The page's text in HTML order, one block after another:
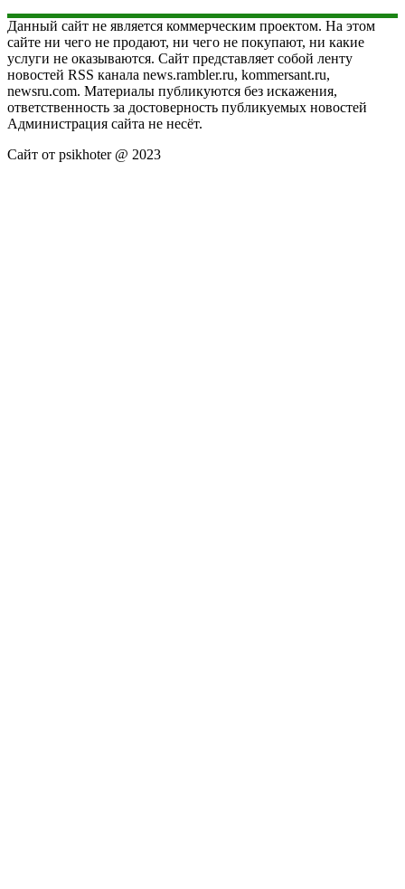
Данный сайт не является коммерческим проектом. На этом
сайте ни чего не продают, ни чего не покупают, ни какие
услуги не оказываются. Сайт представляет собой ленту
новостей RSS канала news.rambler.ru, kommersant.ru,
newsru.com. Материалы публикуются без искажения,
ответственность за достоверность публикуемых новостей
Администрация сайта не несёт.
Сайт от psikhoter @ 2023